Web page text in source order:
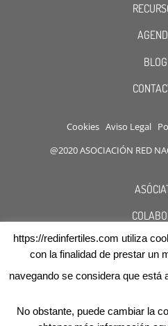
BLOG
Cookies Aviso Legal
@2020 ASOCIACIÓN RED
https://redinfertiles.com utiliza
con la finalidad de prestar un
navegando se considera que está
No obstante, puede cambiar la